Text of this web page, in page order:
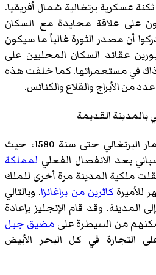
عسكرية برتغالية شمال أفريقيا.
على علاقة محايدة مع السكان
أن مصدر الثورة غالباً ما سيكون
عقائد السكان المحليين على
في مستعمراتها. كما خلفت هذه
عدد من الأبراج والقلاع والكنائس.
بالمدينة القديمة
ظلت طنجة تحت الاستعمار البرتغالي حتى سنة 1580، حيث
بعد الانفصال الفعلي لمملكة
ملكية المدينة مرة أخرى للملك
للأميرةكاثرين من براغانزا. وبالتالي
المدينة. وقد قام الإنجليز بإعادة
مكنهم من السيطرة على مضيق جبل
التجارة في كل البحر الأبيض